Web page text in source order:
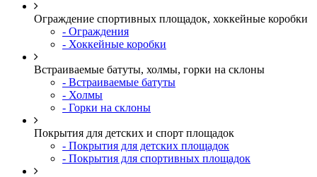
Ограждение спортивных площадок, хоккейные коробки
- Ограждения
- Хоккейные коробки
Встраиваемые батуты, холмы, горки на склоны
- Встраиваемые батуты
- Холмы
- Горки на склоны
Покрытия для детских и спорт площадок
- Покрытия для детских площадок
- Покрытия для спортивных площадок